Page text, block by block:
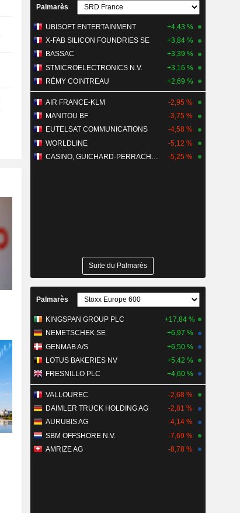
Palmarès
UBISOFT ENTERTAINMENT
+4,43 %
X-FAB SILICON FOUNDRIES SE
+3,84 %
BASSAC
+3,39 %
STMICROELECTRONICS N.V.
+3,16 %
RÉMY COINTREAU
+2,69 %
AIR FRANCE-KLM
-2,95 %
MANITOU BF
-3,75 %
EUTELSAT COMMUNICATIONS
-4,58 %
WORLDLINE
-5,12 %
-5,25 %
Suite du Palmarès
Palmarès
KINGSPAN GROUP PLC
+17,84 %
NEMETSCHEK SE
+6,97 %
GENMAB A/S
+6,50 %
LOTUS BAKERIES NV
+5,42 %
FRESNILLO PLC
+4,60 %
VALLOUREC
-2,68 %
DAIMLER TRUCK HOLDING AG
-2,81 %
AURUBIS AG
-4,14 %
SBM OFFSHORE N.V.
-7,69 %
AMRIZE AG
-8,78 %